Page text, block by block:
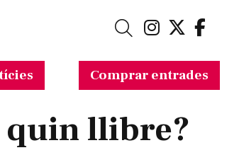
Link aLink
Cerca
Comprar entrades
quin llibre?